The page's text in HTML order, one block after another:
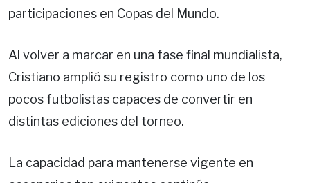
participaciones en Copas del Mundo.
Al volver a marcar en una fase final mundialista,
Cristiano amplió su registro como uno de los
pocos futbolistas capaces de convertir en
distintas ediciones del torneo.
La capacidad para mantenerse vigente en